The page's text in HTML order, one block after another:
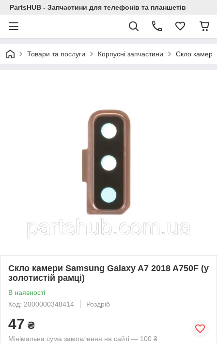
PartsHUB - Запчастини для телефонів та планшетів
Товари та послуги Корпусні запчастини Скло камер
Скло камери Samsung Galaxy A7 2018 A750F (у
золотистій рамці)
В наявності
Код: 2000000348414
Роздріб
47 ₴
Мінімальна сума замовлення на сайті — 100 ₴